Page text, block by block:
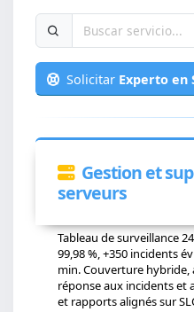
Solicitar Experto en
Gestion et
serveurs
Tableau de surveillance
99,98 %, +350 incidents
min. Couverture
réponse aux incidents et
et rapports alignés sur